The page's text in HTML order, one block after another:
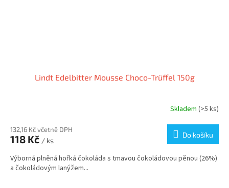
Lindt Edelbitter Mousse Choco-Trüffel 150g
Skladem (>5 ks)
132,16 Kč včetně DPH
118 Kč / ks
Do košíku
Výborná plněná hořká čokoláda s tmavou čokoládovou pěnou (26%)
a čokoládovým lanýžem...